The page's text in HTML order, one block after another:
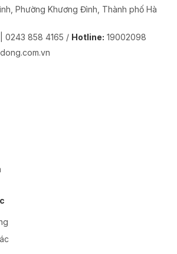
Phường Khương Đình, Thành phố Hà
0243 858 4165 / Hotline: 19002098